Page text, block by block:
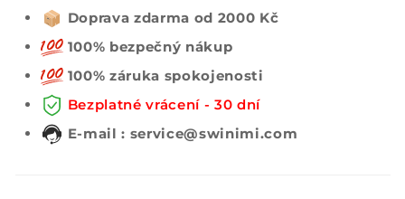
Doprava zdarma od 2000 Kč
100% bezpečný nákup
100% záruka spokojenosti
Bezplatné vrácení - 30 dní
E-mail : service@swinimi.com